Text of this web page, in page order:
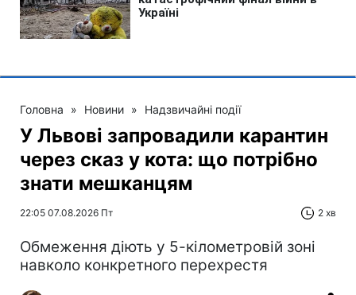
Головна » Новини » Надзвичайні події
У Львові запровадили карантин
через сказ у кота: що потрібно
знати мешканцям
22:05 07.08.2026 Пт 2 хв
Обмеження діють у 5-кілометровій зоні
навколо конкретного перехрестя